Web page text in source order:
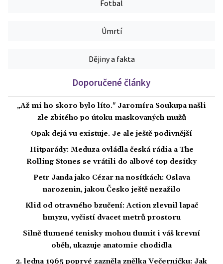
Fotbal
Úmrtí
Dějiny a fakta
Doporučené články
„Až mi ho skoro bylo líto." Jaromíra Soukupa našli
zle zbitého po útoku maskovaných mužů
Opak dejá vu existuje. Je ale ještě podivnější
Hitparády: Meduza ovládla česká rádia a The
Rolling Stones se vrátili do albové top desítky
Petr Janda jako Cézar na nosítkách: Oslava
narozenin, jakou Česko ještě nezažilo
Klid od otravného bzučení: Action zlevnil lapač
hmyzu, vyčistí dvacet metrů prostoru
Silně tlumené tenisky mohou tlumit i váš krevní
oběh, ukazuje anatomie chodidla
2. ledna 1965 poprvé zazněla znělka Večerníčku: Jak